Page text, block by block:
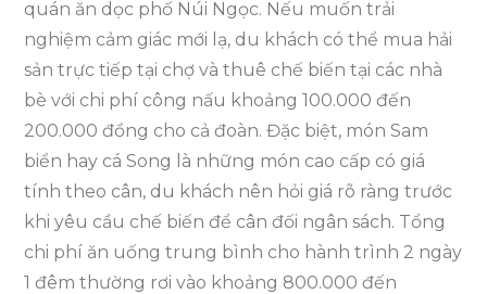
quán ăn dọc phố Núi Ngọc. Nếu muốn trải
nghiệm cảm giác mới lạ, du khách có thể mua hải
sản trực tiếp tại chợ và thuê chế biến tại các nhà
bè với chi phí công nấu khoảng 100.000 đến
200.000 đồng cho cả đoàn. Đặc biệt, món Sam
biển hay cá Song là những món cao cấp có giá
tính theo cân, du khách nên hỏi giá rõ ràng trước
khi yêu cầu chế biến để cân đối ngân sách. Tổng
chi phí ăn uống trung bình cho hành trình 2 ngày
1 đêm thường rơi vào khoảng 800.000 đến